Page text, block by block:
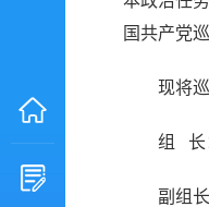
国共产党
现将
组 长
副组